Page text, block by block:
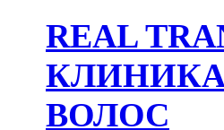
REAL
ВОЛОС